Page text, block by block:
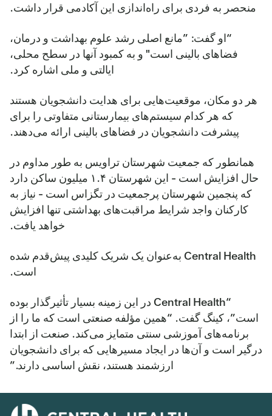
منحصر به فردی برای راه‌اندازی این آکادمی قرار داشت.
“او گفت: ”مانع اصلی رشد علوم بهداشت و درمان،
فضاهای بالینی است" و به کمبود آنها در سطح محلی،
ایالتی و ملی اشاره کرد.
هر دو مکان، موقعیت‌هایی برای هدایت دانشجویان هستند
که هر کدام سیستم‌های بیمارستانی متفاوتی را برای
پیشرفت دانشجویان در فضاهای بالینی ارائه می‌دهند.
همانطور که جمعیت شهرستان تراویس به طور مداوم در
حال افزایش است - این شهرستان ۱.۴ میلیون ساکن دارد
که پنجمین شهرستان پرجمعیت در تگزاس است - نیاز به
کارکنان واجد شرایط مراقبت‌های بهداشتی تنها افزایش
خواهد یافت.
Central Health به‌عنوان یک شریک کلیدی پیش‌قدم شده
است.
“Central Health در این زمینه بسیار تأثیرگذار بوده
است”، کینگ گفت. “همین مؤلفه صنعتی است که ما را از
برنامه‌های آموزشی سنتی متمایز می‌کند. صنعت از ابتدا
درگیر است و آن‌ها در ایجاد مسیرهایی که برای دانشجویان
ارزشمند هستند، نقش اساسی دارند.”